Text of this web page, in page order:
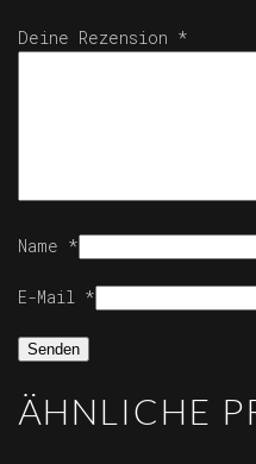
Deine Rezension *
Name *
E-Mail *
ÄHNLICHE